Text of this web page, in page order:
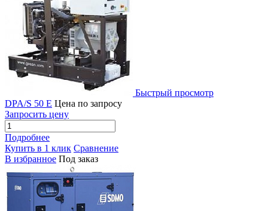
Быстрый просмотр
DPA/S 50 E Цена по запросу
Запросить цену
Подробнее
Купить в 1 клик Сравнение
В избранное Под заказ